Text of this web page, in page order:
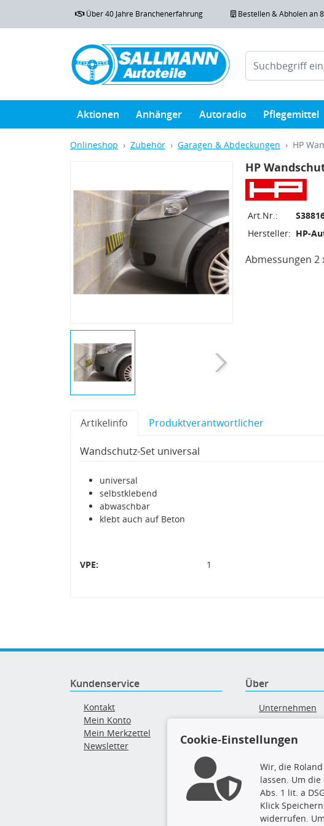
Über 40 Jahre Branchenerfahrung Bestellen & Abholen an
Aktionen Anhänger Autoradio Pflegemittel
Onlineshop Zubehör Garagen & Abdeckungen HP
HP
Art.Nr.:
Hersteller: HP-
Abmessungen 2
Artikelinfo Produktverantwortlicher
Wandschutz-Set universal
universal
selbstklebend
abwaschbar
klebt auch auf Beton
VPE: 1
Kundenservice
Kontakt
Mein Konto
Mein Merkzettel
Newsletter
Über
Unternehmen
AGB
Versand &
Altgeräte-/
Cookie-Einstellungen
Wir, die
lassen. Um
Abs. 1 lit. a
Klick
widerrufen.